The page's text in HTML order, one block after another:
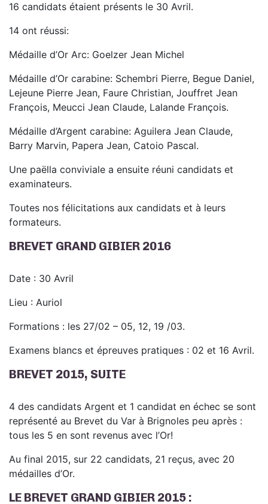
16 candidats étaient présents le 30 Avril.
14 ont réussi:
Médaille d’Or Arc: Goelzer Jean Michel
Médaille d’Or carabine: Schembri Pierre, Begue Daniel,
Lejeune Pierre Jean, Faure Christian, Jouffret Jean
François, Meucci Jean Claude, Lalande François.
Médaille d’Argent carabine: Aguilera Jean Claude,
Barry Marvin, Papera Jean, Catoio Pascal.
Une paëlla conviviale a ensuite réuni candidats et
examinateurs.
Toutes nos félicitations aux candidats et à leurs
formateurs.
BREVET GRAND GIBIER 2016
Date : 30 Avril
Lieu : Auriol
Formations : les 27/02 – 05, 12, 19 /03.
Examens blancs et épreuves pratiques : 02 et 16 Avril.
BREVET 2015, SUITE
4 des candidats Argent et 1 candidat en échec se sont
représenté au Brevet du Var à Brignoles peu après :
tous les 5 en sont revenus avec l’Or!
Au final 2015, sur 22 candidats, 21 reçus, avec 20
médailles d’Or.
LE BREVET GRAND GIBIER 2015 :